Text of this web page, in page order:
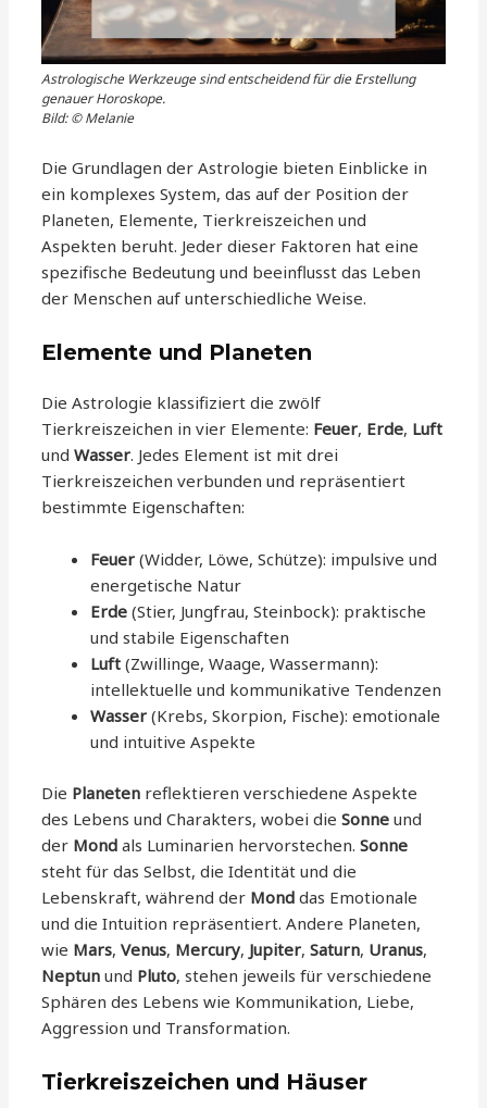
Astrologische Werkzeuge sind entscheidend für die Erstellung
genauer Horoskope.
Bild: © Melanie
Die Grundlagen der Astrologie bieten Einblicke in
ein komplexes System, das auf der Position der
Planeten, Elemente, Tierkreiszeichen und
Aspekten beruht. Jeder dieser Faktoren hat eine
spezifische Bedeutung und beeinflusst das Leben
der Menschen auf unterschiedliche Weise.
Elemente und Planeten
Die Astrologie klassifiziert die zwölf
Tierkreiszeichen in vier Elemente: Feuer, Erde, Luft
undWasser. Jedes Element ist mit drei
Tierkreiszeichen verbunden und repräsentiert
bestimmte Eigenschaften:
Feuer (Widder, Löwe, Schütze): impulsive und
energetische Natur
Erde (Stier, Jungfrau, Steinbock): praktische
und stabile Eigenschaften
Luft (Zwillinge, Waage, Wassermann):
intellektuelle und kommunikative Tendenzen
Wasser (Krebs, Skorpion, Fische): emotionale
und intuitive Aspekte
Die Planeten reflektieren verschiedene Aspekte
des Lebens und Charakters, wobei dieSonne und
der Mond als Luminarien hervorstechen.Sonne
steht für das Selbst, die Identität und die
Lebenskraft, während der Mond das Emotionale
und die Intuition repräsentiert. Andere Planeten,
wie Mars,Venus, Mercury, Jupiter,Saturn, Uranus,
Neptun und Pluto, stehen jeweils für verschiedene
Sphären des Lebens wie Kommunikation, Liebe,
Aggression und Transformation.
Tierkreiszeichen und Häuser